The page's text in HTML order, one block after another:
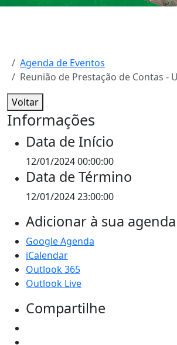
Agenda de Eventos
Reunião de Prestação de Contas -
Voltar
Informações
Data de Início
12/01/2024 00:00:00
Data de Término
12/01/2024 23:00:00
Adicionar à sua agenda
Google Agenda
iCalendar
Outlook 365
Outlook Live
Compartilhe